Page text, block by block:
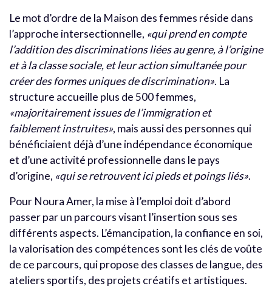
Le mot d’ordre de la Maison des femmes réside dans
l’approche intersectionnelle, «qui prend en compte
l’addition des discriminations liées au genre, à l’origine
et à la classe sociale, et leur action simultanée pour
créer des formes uniques de discrimination». La
structure accueille plus de 500 femmes,
«majoritairement issues de l’immigration et
faiblement instruites», mais aussi des personnes qui
bénéficiaient déjà d’une indépendance économique
et d’une activité professionnelle dans le pays
d’origine, «qui se retrouvent ici pieds et poings liés».
Pour Noura Amer, la mise à l’emploi doit d’abord
passer par un parcours visant l’insertion sous ses
différents aspects. L’émancipation, la confiance en soi,
la valorisation des compétences sont les clés de voûte
de ce parcours, qui propose des classes de langue, des
ateliers sportifs, des projets créatifs et artistiques.